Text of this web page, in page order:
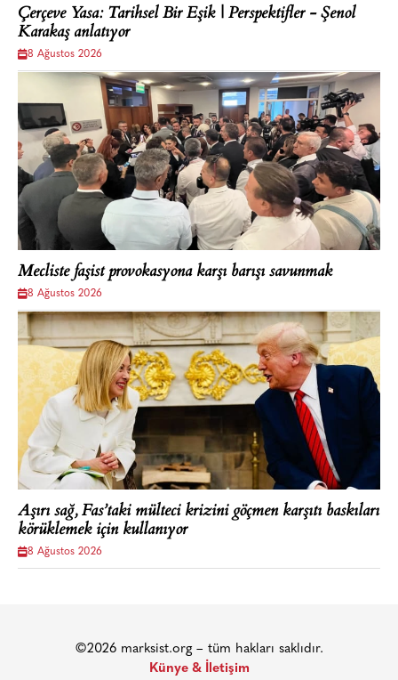
Çerçeve Yasa: Tarihsel Bir Eşik | Perspektifler - Şenol
Karakaş anlatıyor
8 Ağustos 2026
Mecliste faşist provokasyona karşı barışı savunmak
8 Ağustos 2026
Aşırı sağ, Fas’taki mülteci krizini göçmen karşıtı baskıları
körüklemek için kullanıyor
8 Ağustos 2026
©2026 marksist.org – tüm hakları saklıdır.
Künye & İletişim